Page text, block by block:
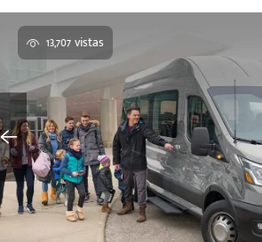
13,707 vistas